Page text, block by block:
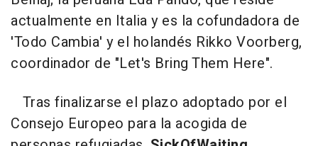
actualmente en Italia y es la cofundadora de
'Todo Cambia' y el holandés Rikko Voorberg,
coordinador de "Let's Bring Them Here".
Tras finalizarse el plazo adoptado por el
Consejo Europeo para la acogida de